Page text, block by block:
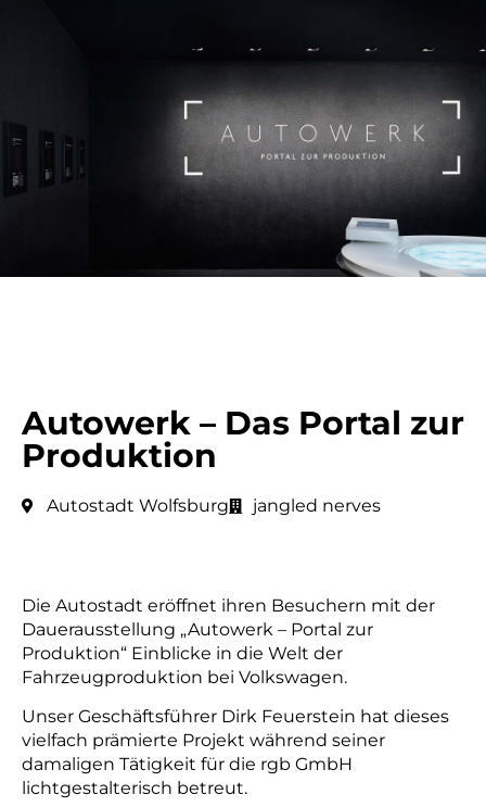
Autowerk – Das Portal zur
Produktion
Autostadt Wolfsburg jangled nerves
Die Autostadt eröffnet ihren Besuchern mit der
Dauerausstellung „Autowerk – Portal zur
Produktion“ Einblicke in die Welt der
Fahrzeugproduktion bei Volkswagen.
Unser Geschäftsführer Dirk Feuerstein hat dieses
vielfach prämierte Projekt während seiner
damaligen Tätigkeit für die rgb GmbH
lichtgestalterisch betreut.